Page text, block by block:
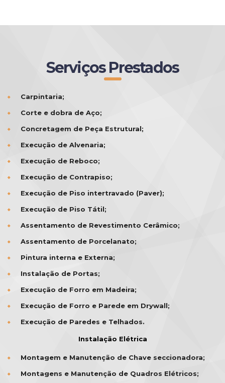
Serviços Prestados
Carpintaria;
Corte e dobra de Aço;
Concretagem de Peça Estrutural;
Execução de Alvenaria;
Execução de Reboco;
Execução de Contrapiso;
Execução de Piso intertravado (Paver);
Execução de Piso Tátil;
Assentamento de Revestimento Cerâmico;
Assentamento de Porcelanato;
Pintura interna e Externa;
Instalação de Portas;
Execução de Forro em Madeira;
Execução de Forro e Parede em Drywall;
Execução de Paredes e Telhados.
Instalação Elétrica
Montagem e Manutenção de Chave seccionadora;
Montagens e Manutenção de Quadros Elétricos;